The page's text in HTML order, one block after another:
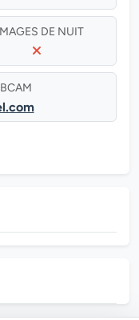
DE NUIT